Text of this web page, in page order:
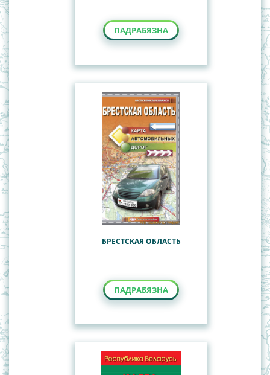
ПАДРАБЯЗНА
БРЕСТСКАЯ ОБЛАСТЬ
ПАДРАБЯЗНА